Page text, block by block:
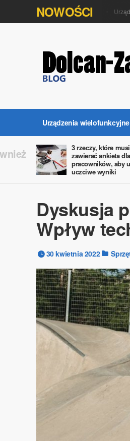
NOWOŚCI
Urządzenia wielofunkcyjne
Urządzenia wielofunkcyjne
3 rzeczy, które musi
zawierać ankieta dla
pracowników, aby
uczciwe wyniki
Dyskusja
Wpływ
30 kwietnia 2022